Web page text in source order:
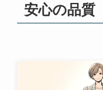
安心の品質